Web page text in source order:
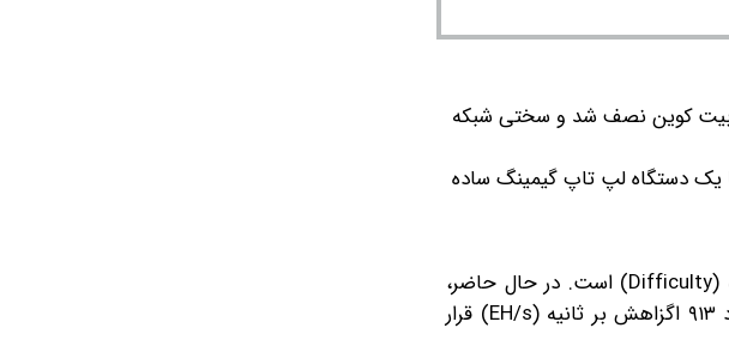
درآمد استخراج کنندگان بیت کوین نصف شد و سختی شبکه
یک دستگاه لپ تاپ گیمینگ ساده
یکی از مهم‌ترین معیارها برای بررسی توان محاسباتی مورد نیاز برای استخراج بیت کوین، سختی شبکه (Difficulty) است. در حال حاضر،
سختی شبکه بیت کوین برابر با حدود ۱۱۹٫۱۲ تریلیون است؛ میانگین توان محاسباتی شبکه نیز در حدود ۹۱۳ اگزاهش بر ثانیه (EH/s) قرار